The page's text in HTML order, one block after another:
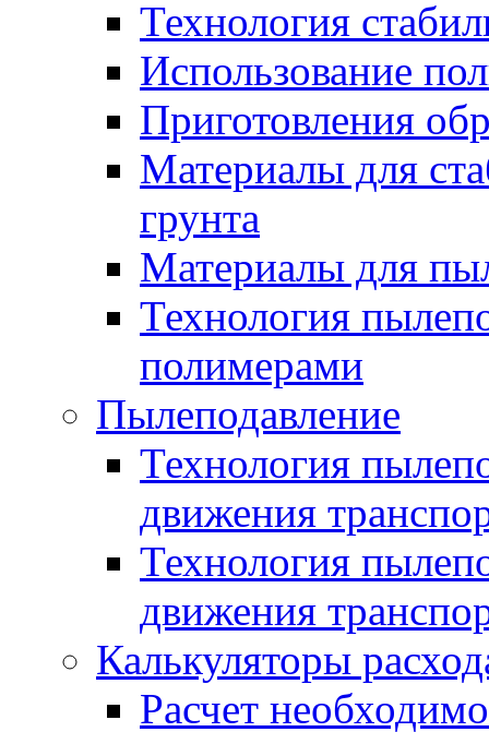
Технология
Использование
Приготовления
Материалы для
грунта
Материалы для
Технология
полимерами
Пылеподавление
Технология
движения
Технология
движения
Калькуляторы
Расчет